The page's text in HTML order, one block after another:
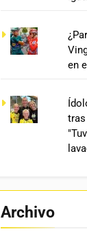
en
Archivo